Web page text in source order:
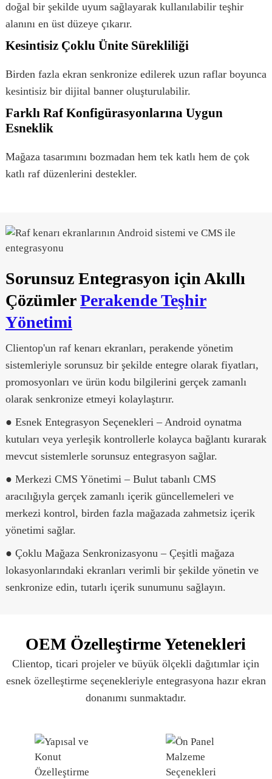
doğal bir şekilde uyum sağlayarak kullanılabilir teşhir
alanını en üst düzeye çıkarır.
Kesintisiz Çoklu Ünite Sürekliliği
Birden fazla ekran senkronize edilerek uzun raflar boyunca
kesintisiz bir dijital banner oluşturulabilir.
Farklı Raf Konfigürasyonlarına Uygun
Esneklik
Mağaza tasarımını bozmadan hem tek katlı hem de çok
katlı raf düzenlerini destekler.
Sorunsuz Entegrasyon için Akıllı
ÇözümlerPerakende Teşhir
Yönetimi
Clientop'un raf kenarı ekranları, perakende yönetim
sistemleriyle sorunsuz bir şekilde entegre olarak fiyatları,
promosyonları ve ürün kodu bilgilerini gerçek zamanlı
olarak senkronize etmeyi kolaylaştırır.
● Esnek Entegrasyon Seçenekleri – Android oynatma
kutuları veya yerleşik kontrollerle kolayca bağlantı kurarak
mevcut sistemlerle sorunsuz entegrasyon sağlar.
● Merkezi CMS Yönetimi – Bulut tabanlı CMS
aracılığıyla gerçek zamanlı içerik güncellemeleri ve
merkezi kontrol, birden fazla mağazada zahmetsiz içerik
yönetimi sağlar.
● Çoklu Mağaza Senkronizasyonu – Çeşitli mağaza
lokasyonlarındaki ekranları verimli bir şekilde yönetin ve
senkronize edin, tutarlı içerik sunumunu sağlayın.
OEM Özelleştirme Yetenekleri
Clientop, ticari projeler ve büyük ölçekli dağıtımlar için
esnek özelleştirme seçenekleriyle entegrasyona hazır ekran
donanımı sunmaktadır.